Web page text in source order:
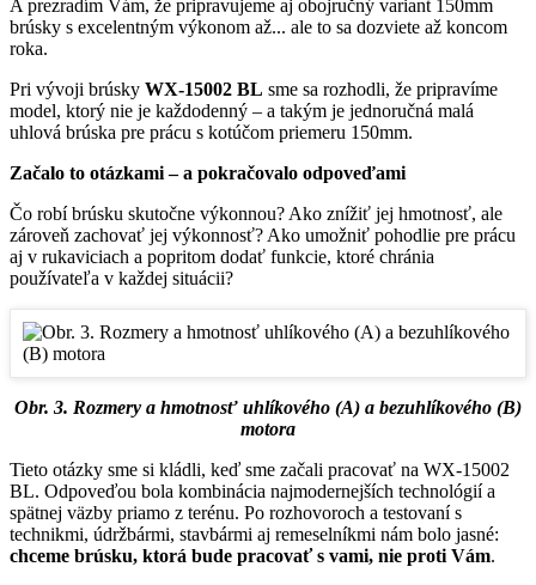
A prezradím Vám, že pripravujeme aj obojručný variant 150mm
brúsky s excelentným výkonom až... ale to sa dozviete až koncom
roka.
Pri vývoji brúsky WX-15002 BL sme sa rozhodli, že pripravíme
model, ktorý nie je každodenný – a takým je jednoručná malá
uhlová brúska pre prácu s kotúčom priemeru 150mm.
Začalo to otázkami – a pokračovalo odpoveďami
Čo robí brúsku skutočne výkonnou? Ako znížiť jej hmotnosť, ale
zároveň zachovať jej výkonnosť? Ako umožniť pohodlie pre prácu
aj v rukaviciach a popritom dodať funkcie, ktoré chránia
používateľa v každej situácii?
Obr. 3. Rozmery a hmotnosť uhlíkového (A) a bezuhlíkového (B)
motora
Tieto otázky sme si kládli, keď sme začali pracovať na WX-15002
BL. Odpoveďou bola kombinácia najmodernejších technológií a
spätnej väzby priamo z terénu. Po rozhovoroch a testovaní s
technikmi, údržbármi, stavbármi aj remeselníkmi nám bolo jasné:
chceme brúsku, ktorá bude pracovať s vami, nie proti Vám.